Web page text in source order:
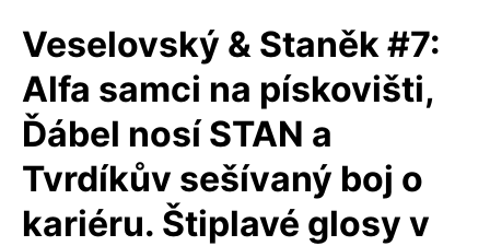
Veselovský & Staněk #7:
Alfa samci na pískovišti,
Ďábel nosí STAN a
Tvrdíkův sešívaný boj o
kariéru. Štiplavé glosy v